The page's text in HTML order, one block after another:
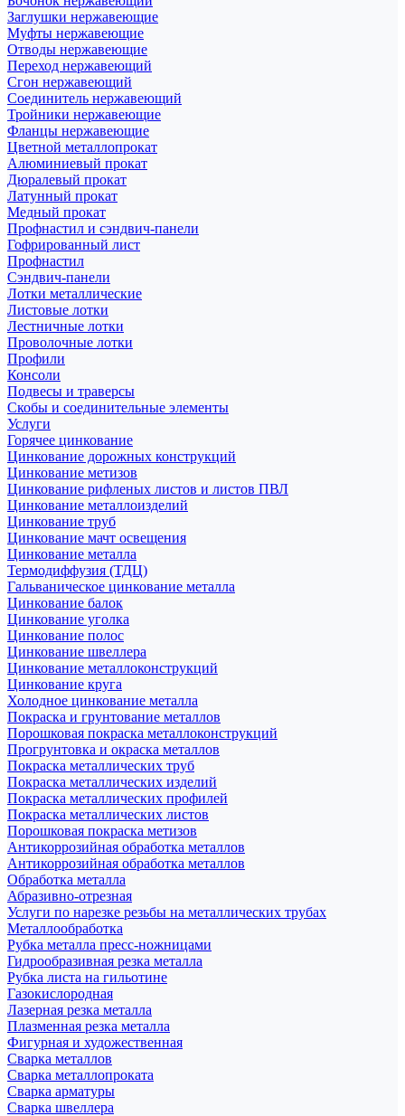
Заглушки нержавеющие
Муфты нержавеющие
Отводы нержавеющие
Переход нержавеющий
Сгон нержавеющий
Соединитель нержавеющий
Тройники нержавеющие
Фланцы нержавеющие
Цветной металлопрокат
Алюминиевый прокат
Дюралевый прокат
Латунный прокат
Медный прокат
Профнастил и сэндвич-панели
Гофрированный лист
Профнастил
Сэндвич-панели
Лотки металлические
Листовые лотки
Лестничные лотки
Проволочные лотки
Профили
Консоли
Подвесы и траверсы
Скобы и соединительные элементы
Услуги
Горячее цинкование
Цинкование дорожных конструкций
Цинкование метизов
Цинкование рифленых листов и листов ПВЛ
Цинкование металлоизделий
Цинкование труб
Цинкование мачт освещения
Цинкование металла
Термодиффузия (ТДЦ)
Гальваническое цинкование металла
Цинкование балок
Цинкование уголка
Цинкование полос
Цинкование швеллера
Цинкование металлоконструкций
Цинкование круга
Холодное цинкование металла
Покраска и грунтование металлов
Порошковая покраска металлоконструкций
Прогрунтовка и окраска металлов
Покраска металлических труб
Покраска металлических изделий
Покраска металлических профилей
Покраска металлических листов
Порошковая покраска метизов
Антикоррозийная обработка металлов
Антикоррозийная обработка металлов
Обработка металла
Абразивно-отрезная
Услуги по нарезке резьбы на металлических трубах
Металлообработка
Рубка металла пресс-ножницами
Гидрообразивная резка металла
Рубка листа на гильотине
Газокислородная
Лазерная резка металла
Плазменная резка металла
Фигурная и художественная
Сварка металлов
Сварка металлопроката
Сварка арматуры
Сварка швеллера